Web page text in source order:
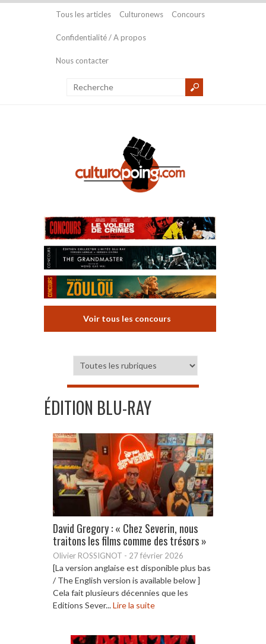
Tous les articles Culturonews Concours
Confidentialité / A propos
Nous contacter
Voir tous les concours
ÉDITION BLU-RAY
David Gregory : « Chez Severin, nous
traitons les films comme des trésors »
Olivier ROSSIGNOT - 27 février 2026
[La version anglaise est disponible plus bas
/ The English version is available below ]
Cela fait plusieurs décennies que les
Editions Sever...Lire la suite